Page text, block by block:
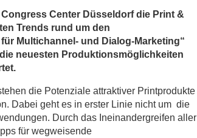
Center Düsseldorf die Print &
Trends rund um den
Multichannel- und Dialog-Marketing“
neuesten Produktionsmöglichkeiten
die Potenziale attraktiver Printprodukte
Dabei geht es in erster Linie nicht um die
Durch das Ineinandergreifen aller
für wegweisende